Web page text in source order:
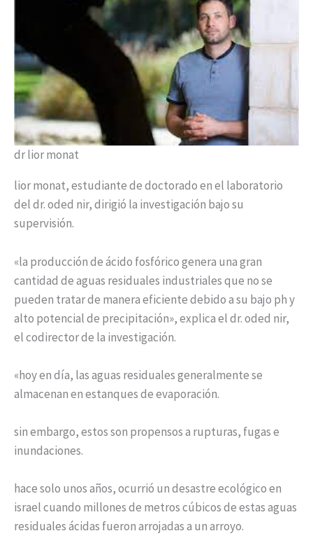
dr lior monat
lior monat, estudiante de doctorado en el laboratorio
del dr. oded nir, dirigió la investigación bajo su
supervisión.
«la producción de ácido fosfórico genera una gran
cantidad de aguas residuales industriales que no se
pueden tratar de manera eficiente debido a su bajo ph y
alto potencial de precipitación», explica el dr. oded nir,
el codirector de la investigación.
«hoy en día, las aguas residuales generalmente se
almacenan en estanques de evaporación.
sin embargo, estos son propensos a rupturas, fugas e
inundaciones.
hace solo unos años, ocurrió un desastre ecológico en
israel cuando millones de metros cúbicos de estas aguas
residuales ácidas fueron arrojadas a un arroyo.